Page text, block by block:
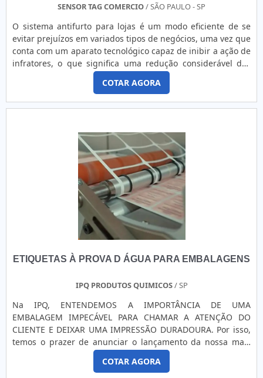
segurança, envelopamento, sinalização corporativa,
necessidades de personalização de ambientes corporativos
nos segmentos comercial, gastronômico, hospitalar, de
serviços e eventos.empresa renomada em Adesivo
refletivoCom know-how adquirido em mais de 30 anos de
experiência, investindo em produtos e serviços que
atendem as expectativas dos clientes, atuando com
fornecedores que prezam pela qualidade e excelência em
é reconhecida pela excelente qualidade de seus produtos,
pela tecnologia de última geração empregada e pela
agilidade e confiabilidade assegurada pelos seus processos
produtivos. Solicite já um orçamento!.
SENSOR TAG COMERCIO/ SÃO PAULO - SP
O sistema antifurto para lojas é um modo eficiente de se
evitar prejuízos em variados tipos de negócios, uma vez que
conta com um aparato tecnológico capaz de inibir a ação de
infratores, o que significa uma redução considerável dos
prejuízos. Trata-se de um recurso utilizado por lojas de
médio e grande portes.INFORMAÇÕES SOBRE O SISTEMA
Para contar com todas as vantagens do uso dos recursos, é
preciso contratar uma empresa experiente e com equipe
COTAR AGORA
ETIQUETAS À PROVA D ÁGUA PARA EMBALAGENS
IPQ PRODUTOS QUIMICOS/ SP
Na IPQ, ENTENDEMOS A IMPORTÂNCIA DE UMA
EMBALAGEM IMPECÁVEL PARA CHAMAR A ATENÇÃO DO
CLIENTE E DEIXAR UMA IMPRESSÃO DURADOURA. Por isso,
temos o prazer de anunciar o lançamento da nossa mais
recente inovação: A divisão de impressão de rótulos e
etiquetas. Nela, imprimimos rótulos em papel couche, bopp
COTAR AGORA